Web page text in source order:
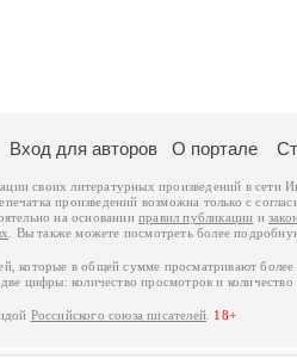
Вход для авторов О портале
своих литературных произведений в сети
произведений возможна только с
на основанииправил публикации и
. Вы также можете посмотреть более
которые в общей сумме просматривают
цифры: количество просмотров и количество
Российского союза писателей 18+